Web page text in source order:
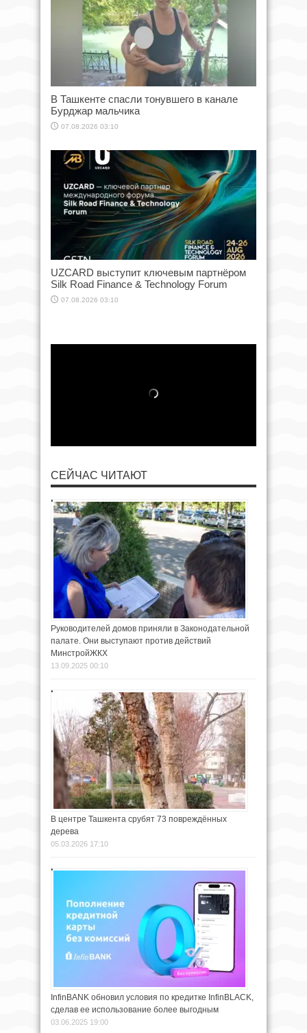
В Ташкенте спасли тонувшего в канале
Бурджар мальчика
07.08.2026 03:10
UZCARD выступит ключевым партнёром
Silk Road Finance & Technology Forum
07.08.2026 03:10
СЕЙЧАС ЧИТАЮТ
Руководителей домов приняли в Законодательной
палате. Они выступают против действий
МинстройЖКХ
13.09.2025 00:10
В центре Ташкента срубят 73 повреждённых
дерева
05.03.2026 17:10
InfinBANK обновил условия по кредитке InfinBLACK,
сделав ее использование более выгодным
03.06.2025 19:00